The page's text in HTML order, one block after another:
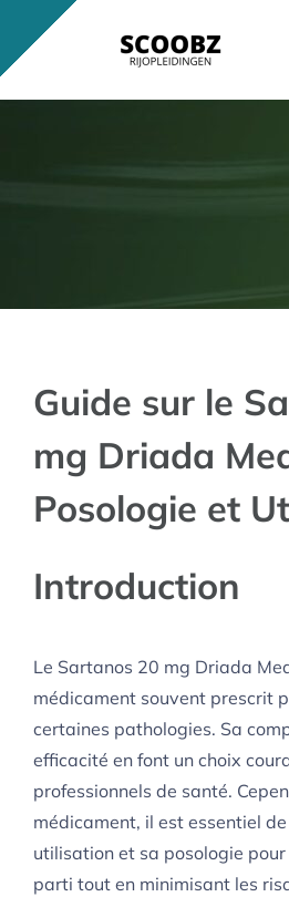
naar
inhoud
CONTACT
Guide sur le
mg Driada
Posologie et
Introduction
Le Sartanos 20 mg Driada
médicament souvent prescrit
certaines pathologies. Sa
efficacité en font un choix
professionnels de santé.
médicament, il est essentiel
utilisation et sa posologie
parti tout en minimisant les